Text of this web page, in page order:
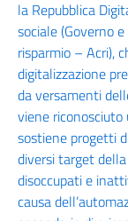
la Repubblica
sociale (Governo
risparmio – Acri),
digitalizzazione
da versamenti
viene riconosciuto
sostiene progetti
diversi target
disoccupati e
causa